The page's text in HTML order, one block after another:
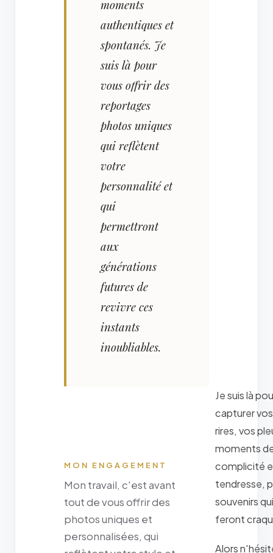
moments
authentiques et
spontanés. Je
suis là pour
vous offrir des
reportages
photos uniques
qui reflètent
votre
personnalité et
qui
permettront
aux
générations
futures de
revivre ces
instants
inoubliables.
MON ENGAGEMENT
Mon travail, c'est avant
tout de vous offrir des
photos uniques et
personnalisées, qui
Je suis là
capturer
rires, vos
moments
complicité
tendresse,
souvenirs
feront
Alors